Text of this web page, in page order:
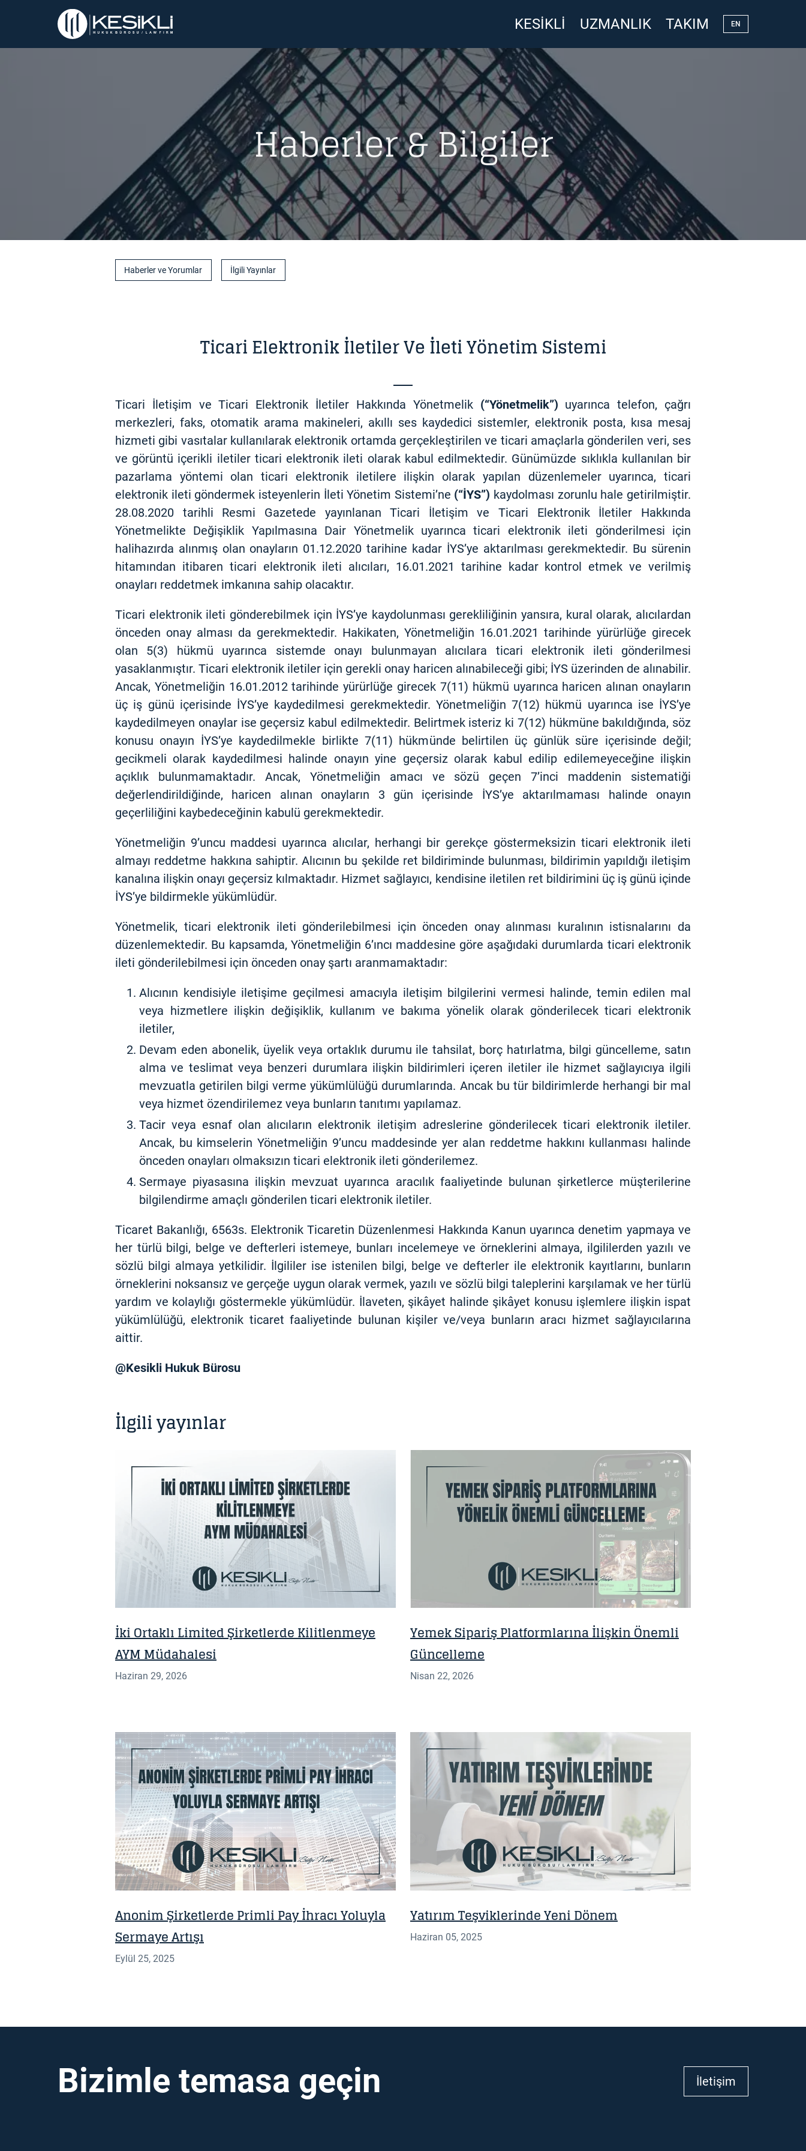
KESIKLI UZMANLIK TAKIM EN
Haberler & Bilgiler
Haberler ve Yorumlar İlgili Yayınlar
Ticari Elektronik İletiler Ve İleti Yönetim Sistemi
Ticari İletişim ve Ticari Elektronik İletiler Hakkında Yönetmelik (“Yönetmelik”) uyarınca telefon, çağrı
merkezleri, faks, otomatik arama makineleri, akıllı ses kaydedici sistemler, elektronik posta, kısa mesaj
hizmeti gibi vasıtalar kullanılarak elektronik ortamda gerçekleştirilen ve ticari amaçlarla gönderilen veri, ses
ve görüntü içerikli iletiler ticari elektronik ileti olarak kabul edilmektedir. Günümüzde sıklıkla kullanılan bir
pazarlama yöntemi olan ticari elektronik iletilere ilişkin olarak yapılan düzenlemeler uyarınca, ticari
elektronik ileti göndermek isteyenlerin İleti Yönetim Sistemi’ne (“İYS”) kaydolması zorunlu hale getirilmiştir.
28.08.2020 tarihli Resmi Gazetede yayınlanan Ticari İletişim ve Ticari Elektronik İletiler Hakkında
Yönetmelikte Değişiklik Yapılmasına Dair Yönetmelik uyarınca ticari elektronik ileti gönderilmesi için
halihazırda alınmış olan onayların 01.12.2020 tarihine kadar İYS’ye aktarılması gerekmektedir. Bu sürenin
hitamından itibaren ticari elektronik ileti alıcıları, 16.01.2021 tarihine kadar kontrol etmek ve verilmiş
onayları reddetmek imkanına sahip olacaktır.
Ticari elektronik ileti gönderebilmek için İYS’ye kaydolunması gerekliliğinin yansıra, kural olarak, alıcılardan
önceden onay alması da gerekmektedir. Hakikaten, Yönetmeliğin 16.01.2021 tarihinde yürürlüğe girecek
olan 5(3) hükmü uyarınca sistemde onayı bulunmayan alıcılara ticari elektronik ileti gönderilmesi
yasaklanmıştır. Ticari elektronik iletiler için gerekli onay haricen alınabileceği gibi; İYS üzerinden de alınabilir.
Ancak, Yönetmeliğin 16.01.2012 tarihinde yürürlüğe girecek 7(11) hükmü uyarınca haricen alınan onayların
üç iş günü içerisinde İYS’ye kaydedilmesi gerekmektedir. Yönetmeliğin 7(12) hükmü uyarınca ise İYS’ye
kaydedilmeyen onaylar ise geçersiz kabul edilmektedir. Belirtmek isteriz ki 7(12) hükmüne bakıldığında, söz
konusu onayın İYS’ye kaydedilmekle birlikte 7(11) hükmünde belirtilen üç günlük süre içerisinde değil;
gecikmeli olarak kaydedilmesi halinde onayın yine geçersiz olarak kabul edilip edilemeyeceğine ilişkin
açıklık bulunmamaktadır. Ancak, Yönetmeliğin amacı ve sözü geçen 7’inci maddenin sistematiği
değerlendirildiğinde, haricen alınan onayların 3 gün içerisinde İYS’ye aktarılmaması halinde onayın
geçerliliğini kaybedeceğinin kabulü gerekmektedir.
Yönetmeliğin 9’uncu maddesi uyarınca alıcılar, herhangi bir gerekçe göstermeksizin ticari elektronik ileti
almayı reddetme hakkına sahiptir. Alıcının bu şekilde ret bildiriminde bulunması, bildirimin yapıldığı iletişim
kanalına ilişkin onayı geçersiz kılmaktadır. Hizmet sağlayıcı, kendisine iletilen ret bildirimini üç iş günü içinde
İYS’ye bildirmekle yükümlüdür.
Yönetmelik, ticari elektronik ileti gönderilebilmesi için önceden onay alınması kuralının istisnalarını da
düzenlemektedir. Bu kapsamda, Yönetmeliğin 6’ıncı maddesine göre aşağıdaki durumlarda ticari elektronik
ileti gönderilebilmesi için önceden onay şartı aranmamaktadır:
Alıcının kendisiyle iletişime geçilmesi amacıyla iletişim bilgilerini vermesi halinde, temin edilen mal
veya hizmetlere ilişkin değişiklik, kullanım ve bakıma yönelik olarak gönderilecek ticari elektronik
iletiler,
Devam eden abonelik, üyelik veya ortaklık durumu ile tahsilat, borç hatırlatma, bilgi güncelleme, satın
alma ve teslimat veya benzeri durumlara ilişkin bildirimleri içeren iletiler ile hizmet sağlayıcıya ilgili
mevzuatla getirilen bilgi verme yükümlülüğü durumlarında. Ancak bu tür bildirimlerde herhangi bir mal
veya hizmet özendirilemez veya bunların tanıtımı yapılamaz.
Tacir veya esnaf olan alıcıların elektronik iletişim adreslerine gönderilecek ticari elektronik iletiler.
Ancak, bu kimselerin Yönetmeliğin 9’uncu maddesinde yer alan reddetme hakkını kullanması halinde
önceden onayları olmaksızın ticari elektronik ileti gönderilemez.
Sermaye piyasasına ilişkin mevzuat uyarınca aracılık faaliyetinde bulunan şirketlerce müşterilerine
bilgilendirme amaçlı gönderilen ticari elektronik iletiler.
Ticaret Bakanlığı, 6563s. Elektronik Ticaretin Düzenlenmesi Hakkında Kanun uyarınca denetim yapmaya ve
her türlü bilgi, belge ve defterleri istemeye, bunları incelemeye ve örneklerini almaya, ilgililerden yazılı ve
sözlü bilgi almaya yetkilidir. İlgililer ise istenilen bilgi, belge ve defterler ile elektronik kayıtlarını, bunların
örneklerini noksansız ve gerçeğe uygun olarak vermek, yazılı ve sözlü bilgi taleplerini karşılamak ve her türlü
yardım ve kolaylığı göstermekle yükümlüdür. İlaveten, şikâyet halinde şikâyet konusu işlemlere ilişkin ispat
yükümlülüğü, elektronik ticaret faaliyetinde bulunan kişiler ve/veya bunların aracı hizmet sağlayıcılarına
aittir.
@Kesikli Hukuk Bürosu
İlgili yayınlar
İki Ortaklı Limited Şirketlerde Kilitlenmeye
AYM Müdahalesi
Haziran 29, 2026
Yemek Sipariş Platformlarına İlişkin Önemli
Güncelleme
Nisan 22, 2026
Anonim Şirketlerde Primli Pay İhracı Yoluyla
Sermaye Artışı
Eylül 25, 2025
BILGI NOTU
Yatırım Teşviklerinde Yeni Dönem
Haziran 05, 2025
Bizimle temasa geçin İletişim